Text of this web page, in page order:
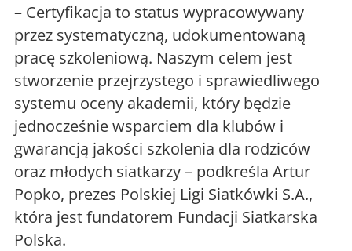
– Certyfikacja to status wypracowywany
przez systematyczną, udokumentowaną
pracę szkoleniową. Naszym celem jest
stworzenie przejrzystego i sprawiedliwego
systemu oceny akademii, który będzie
jednocześnie wsparciem dla klubów i
gwarancją jakości szkolenia dla rodziców
oraz młodych siatkarzy – podkreśla Artur
Popko, prezes Polskiej Ligi Siatkówki S.A.,
która jest fundatorem Fundacji Siatkarska
Polska.